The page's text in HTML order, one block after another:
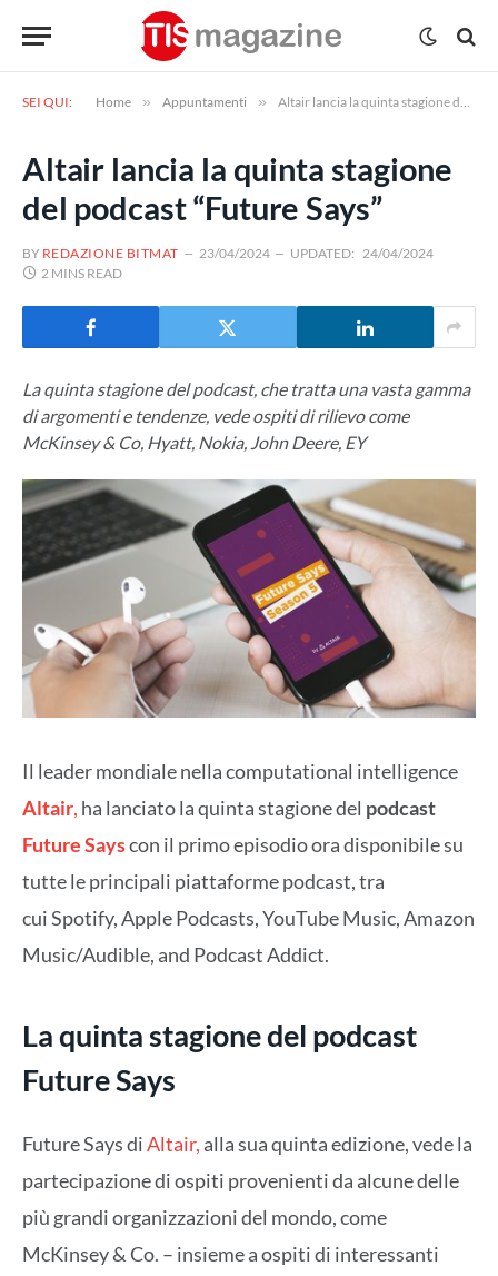
SEI QUI: Home » Appuntamenti » Altair lancia la quinta stagione del podcast “Future Says”
Altair lancia la quinta stagione
del podcast “Future Says”
BY REDAZIONE BITMAT 23/04/2024 UPDATED: 24/04/2024
2 MINS READ
La quinta stagione del podcast, che tratta una vasta gamma
di argomenti e tendenze, vede ospiti di rilievo come
McKinsey & Co, Hyatt, Nokia, John Deere, EY
Il leader mondiale nella computational intelligence
Altair, ha lanciato la quinta stagione del podcast
Future Sayscon il primo episodio ora disponibile su
tutte le principali piattaforme podcast, tra
cui Spotify, Apple Podcasts, YouTube Music, Amazon
Music/Audible, and Podcast Addict.
La quinta stagione del podcast
Future Says
Future Says diAltair, alla sua quinta edizione, vede la
partecipazione di ospiti provenienti da alcune delle
più grandi organizzazioni del mondo, come
McKinsey & Co. – insieme a ospiti di interessanti